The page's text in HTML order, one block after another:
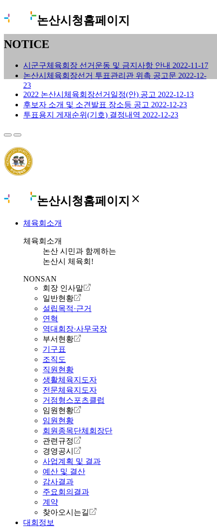
논산시청홈페이지
NOTICE
시군구체육회장 선거운동 및 금지사항 안내 2022-11-17
논산시체육회장선거 투표관리관 위촉 공고문 2022-12-
23
2022 논산시체육회장선거일정(안) 공고 2022-12-13
후보자 소개 및 소견발표 장소등 공고 2022-12-23
투표용지 게재순위(기호) 결정내역 2022-12-23
논산시청홈페이지 close
체육회소개
체육회소개
논산 시민과 함께하는
논산시 체육회!
NONSAN
회장 인사말
일반현황
설립목적·근거
연혁
역대회장·사무국장
부서현황
기구표
조직도
직원현황
생활체육지도자
전문체육지도자
거점형스포츠클럽
임원현황
임원현황
회원종목단체회장단
관련규정
경영공시
사업계획 및 결과
예산 및 결산
감사결과
주요회의결과
계약
찾아오시는길
대회정보